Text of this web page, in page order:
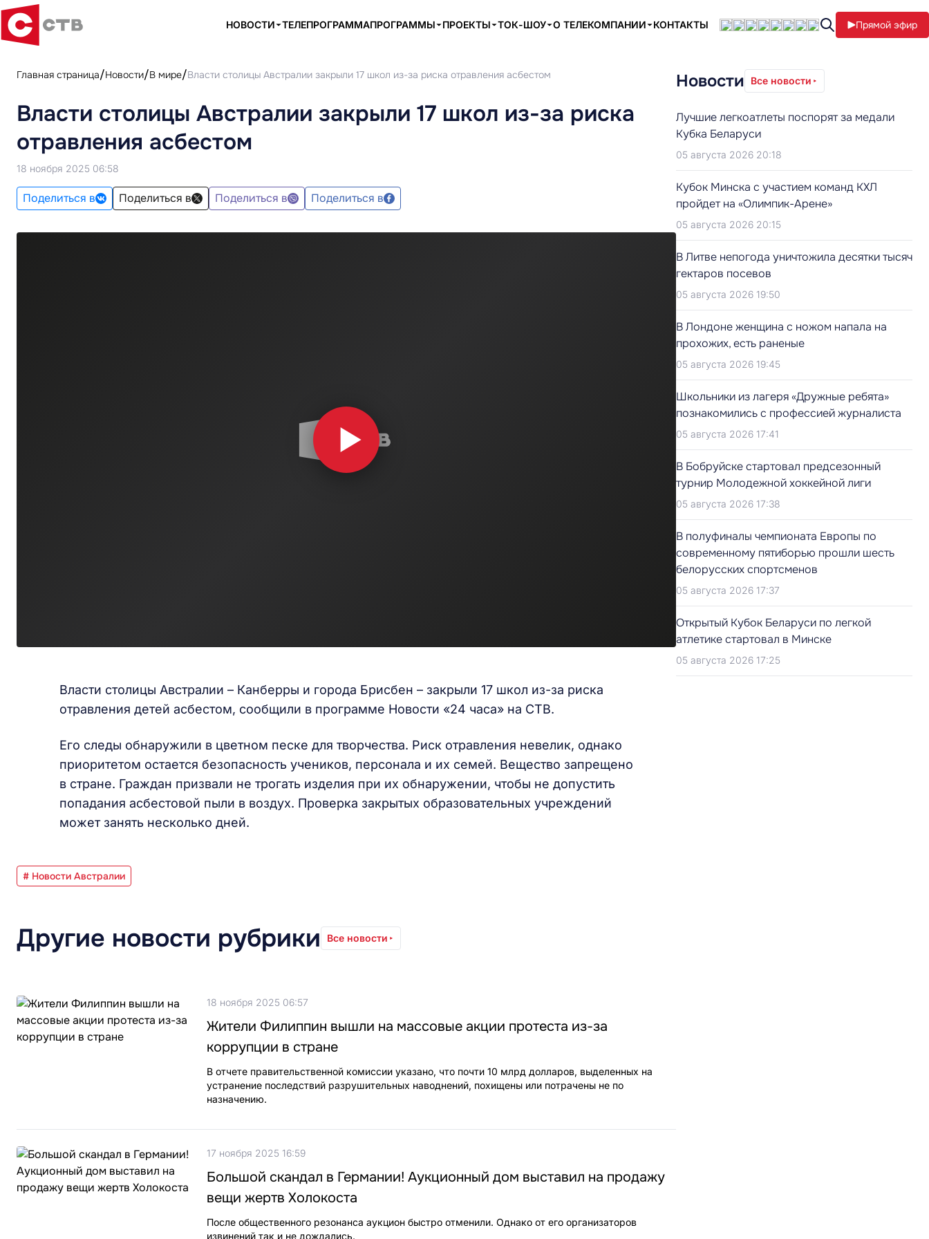
НОВОСТИ ТЕЛЕПРОГРАММАПРОГРАММЫ ПРОЕКТЫ ТОК-ШОУ О ТЕЛЕКОМПАНИИ КОНТАКТЫ Прямой эфир
Главная страница Новости В мире Власти столицы Австралии закрыли 17 школ из-за риска отравления асбестом
Власти столицы Австралии закрыли 17 школ из-за риска
отравления асбестом
18 ноября 2025 06:58
Поделиться в Поделиться в Поделиться в Поделиться в
Власти столицы Австралии – Канберры и города Брисбен – закрыли 17 школ из-за риска
отравления детей асбестом, сообщили в программе Новости «24 часа» на СТВ.
Его следы обнаружили в цветном песке для творчества. Риск отравления невелик, однако
приоритетом остается безопасность учеников, персонала и их семей. Вещество запрещено
в стране. Граждан призвали не трогать изделия при их обнаружении, чтобы не допустить
попадания асбестовой пыли в воздух. Проверка закрытых образовательных учреждений
может занять несколько дней.
# Новости Австралии
Другие новости рубрики Все новости
18 ноября 2025 06:57
Жители Филиппин вышли на массовые акции протеста из-за
коррупции в стране
В отчете правительственной комиссии указано, что почти 10 млрд долларов, выделенных на
устранение последствий разрушительных наводнений, похищены или потрачены не по
назначению.
17 ноября 2025 16:59
Большой скандал в Германии! Аукционный дом выставил на продажу
вещи жертв Холокоста
После общественного резонанса аукцион быстро отменили. Однако от его организаторов
извинений так и не дождались.
Новости Все новости
Лучшие легкоатлеты поспорят за медали
Кубка Беларуси
05 августа 2026 20:18
Кубок Минска с участием команд КХЛ
пройдет на «Олимпик-Арене»
05 августа 2026 20:15
В Литве непогода уничтожила десятки тысяч
гектаров посевов
05 августа 2026 19:50
В Лондоне женщина с ножом напала на
прохожих, есть раненые
05 августа 2026 19:45
Школьники из лагеря «Дружные ребята»
познакомились с профессией журналиста
05 августа 2026 17:41
В Бобруйске стартовал предсезонный
турнир Молодежной хоккейной лиги
05 августа 2026 17:38
В полуфиналы чемпионата Европы по
современному пятиборью прошли шесть
белорусских спортсменов
05 августа 2026 17:37
Открытый Кубок Беларуси по легкой
атлетике стартовал в Минске
05 августа 2026 17:25